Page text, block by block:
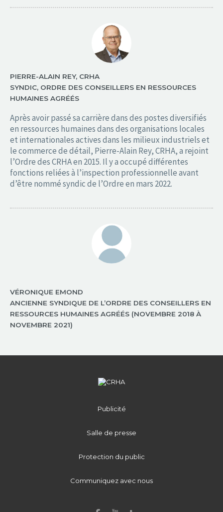
PIERRE-ALAIN REY, CRHA
SYNDIC, ORDRE DES CONSEILLERS EN RESSOURCES
HUMAINES AGRÉÉS
Après avoir passé sa carrière dans des postes diversifiés
en ressources humaines dans des organisations locales
et internationales actives dans les milieux industriels et
le commerce de détail, Pierre-Alain Rey, CRHA, a rejoint
l’Ordre des CRHA en 2015. Il y a occupé différentes
fonctions reliées à l’inspection professionnelle avant
d’être nommé syndic de l’Ordre en mars 2022.
VÉRONIQUE EMOND
ANCIENNE SYNDIQUE DE L’ORDRE DES CONSEILLERS EN
RESSOURCES HUMAINES AGRÉÉS (NOVEMBRE 2018 À
NOVEMBRE 2021)
Publicité
Salle de presse
Protection du public
Communiquez avec nous